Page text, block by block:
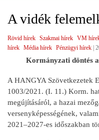
A vidék
Rövid hírek Szakmai hírek VM
hírek Média hírek Pénzügyi hírek
Kormányzati döntés
A HANGYA Szövetkezetek
1003/2021. (I. 11.) Korm.
megújításáról, a hazai
versenyképességének,
2021–2027-es időszakban